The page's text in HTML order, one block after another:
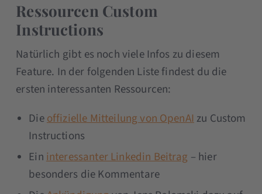
Ressourcen Custom
Instructions
Natürlich gibt es noch viele Infos zu diesem
Feature. In der folgenden Liste findest du die
ersten interessanten Ressourcen:
Dieoffizielle Mitteilung von OpenAIzu Custom
Instructions
Eininteressanter Linkedin Beitrag – hier
besonders die Kommentare